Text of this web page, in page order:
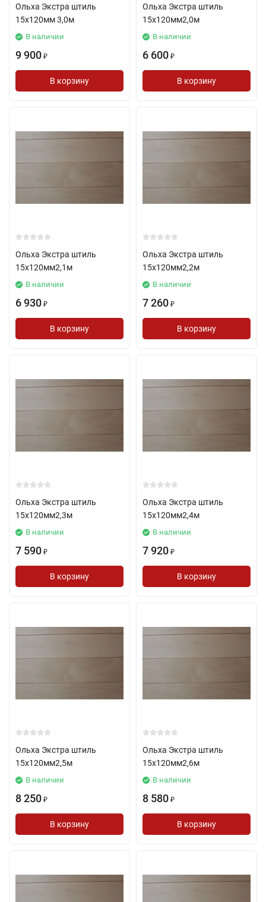
Ольха Экстра штиль
15х120мм 3,0м
В наличии
9 900 ₽
В корзину
Ольха Экстра штиль
15х120мм2,0м
В наличии
6 600 ₽
В корзину
Ольха Экстра штиль
15х120мм2,1м
В наличии
6 930 ₽
В корзину
Ольха Экстра штиль
15х120мм2,2м
В наличии
7 260 ₽
В корзину
Ольха Экстра штиль
15х120мм2,3м
В наличии
7 590 ₽
В корзину
Ольха Экстра штиль
15х120мм2,4м
В наличии
7 920 ₽
В корзину
Ольха Экстра штиль
15х120мм2,5м
В наличии
8 250 ₽
В корзину
Ольха Экстра штиль
15х120мм2,6м
В наличии
8 580 ₽
В корзину